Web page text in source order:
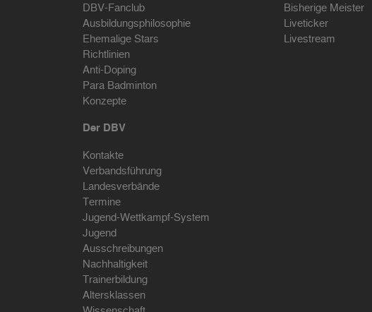
DBV-Fanclub
Ausbildungsphilosophie
Ehemalige Stars
Richtlinien
Anti-Doping
Para Badminton
Konzepte
Bisherige Meister
Liveticker
Livestream
Der DBV
Kontakte
Verbandsführung
Landesverbände
Termine
Jugend-Wettkampf-System
Jugend
Ausschreibungen
Nachhaltigkeit
Trainerbildung
Altersklassen